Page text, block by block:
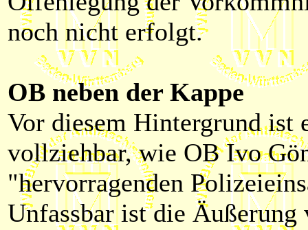
noch nicht erfolgt.
OB neben der Kappe
Vor diesem Hintergrund ist
vollziehbar, wie OB Ivo
"hervorragenden
Unfassbar ist die